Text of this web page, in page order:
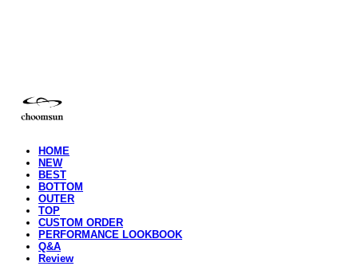
HOME
NEW
BEST
BOTTOM
OUTER
TOP
CUSTOM ORDER
PERFORMANCE LOOKBOOK
Q&A
Review